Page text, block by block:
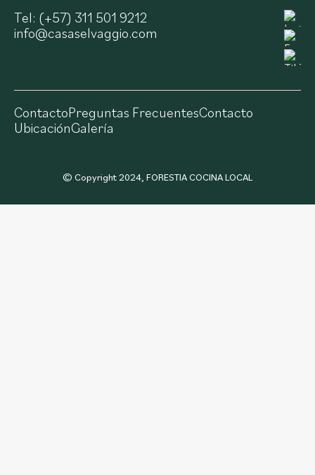
Tel: (+57) 311 501 9212
info@casaselvaggio.com
ContactoPreguntas FrecuentesContacto
UbicaciónGalería
© Copyright 2024, FORESTIA COCINA LOCAL